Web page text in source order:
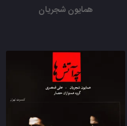
همایون شجریان